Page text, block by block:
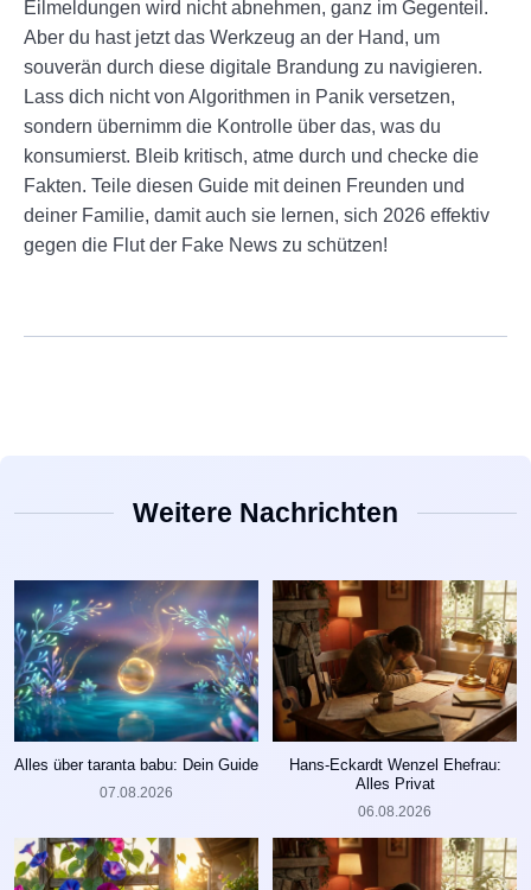
Eilmeldungen wird nicht abnehmen, ganz im Gegenteil.
Aber du hast jetzt das Werkzeug an der Hand, um
souverän durch diese digitale Brandung zu navigieren.
Lass dich nicht von Algorithmen in Panik versetzen,
sondern übernimm die Kontrolle über das, was du
konsumierst. Bleib kritisch, atme durch und checke die
Fakten. Teile diesen Guide mit deinen Freunden und
deiner Familie, damit auch sie lernen, sich 2026 effektiv
gegen die Flut der Fake News zu schützen!
Weitere Nachrichten
Alles über taranta babu: Dein Guide
07.08.2026
Hans-Eckardt Wenzel Ehefrau:
Alles Privat
06.08.2026